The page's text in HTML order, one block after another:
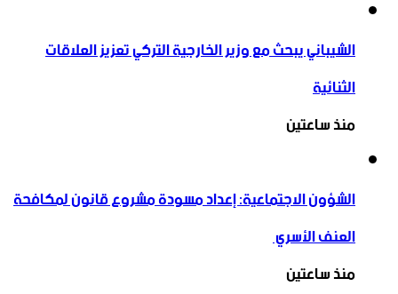
الشيباني يبحث مع وزير الخارجية التركي تعزيز العلاقات
الثنائية
منذ ساعتين
الشؤون الاجتماعية: إعداد مسودة مشروع قانون لمكافحة
العنف الأسري ‏
منذ ساعتين